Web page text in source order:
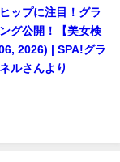
ップに注目！グラ
グ公開！【美女検
2026) | SPA!グラ
ルさんより